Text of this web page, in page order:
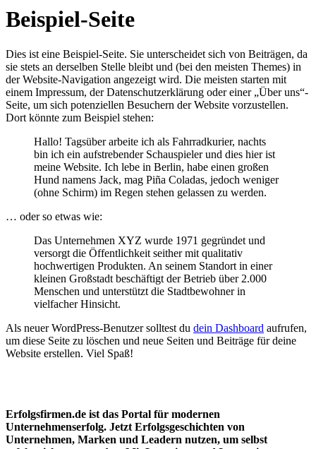
Beispiel-Seite
Dies ist eine Beispiel-Seite. Sie unterscheidet sich von Beiträgen, da
sie stets an derselben Stelle bleibt und (bei den meisten Themes) in
der Website-Navigation angezeigt wird. Die meisten starten mit
einem Impressum, der Datenschutzerklärung oder einer „Über uns“-
Seite, um sich potenziellen Besuchern der Website vorzustellen.
Dort könnte zum Beispiel stehen:
Hallo! Tagsüber arbeite ich als Fahrradkurier, nachts
bin ich ein aufstrebender Schauspieler und dies hier ist
meine Website. Ich lebe in Berlin, habe einen großen
Hund namens Jack, mag Piña Coladas, jedoch weniger
(ohne Schirm) im Regen stehen gelassen zu werden.
… oder so etwas wie:
Das Unternehmen XYZ wurde 1971 gegründet und
versorgt die Öffentlichkeit seither mit qualitativ
hochwertigen Produkten. An seinem Standort in einer
kleinen Großstadt beschäftigt der Betrieb über 2.000
Menschen und unterstützt die Stadtbewohner in
vielfacher Hinsicht.
Als neuer WordPress-Benutzer solltest du dein Dashboard aufrufen,
um diese Seite zu löschen und neue Seiten und Beiträge für deine
Website erstellen. Viel Spaß!
Erfolgsfirmen.de ist das Portal für modernen
Unternehmenserfolg. Jetzt Erfolgsgeschichten von
Unternehmen, Marken und Leadern nutzen, um selbst